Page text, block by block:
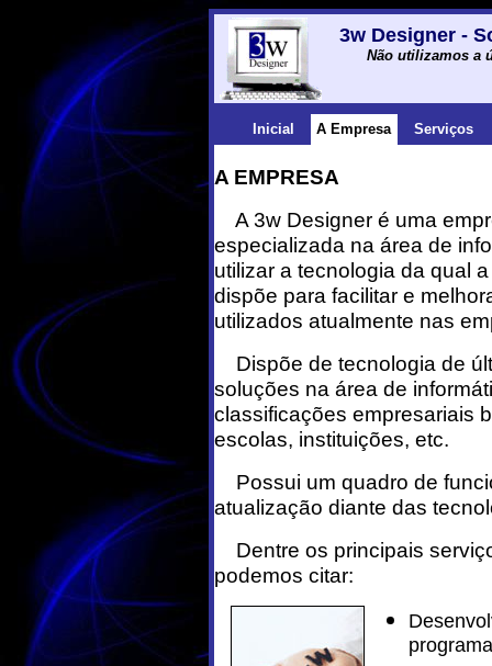
3w Designer -
Não utilizamos a
Inicial A Empresa Serviços
A EMPRESA
A 3w Designer é uma
especializada na área de
utilizar a tecnologia da qual
dispõe para facilitar e
utilizados atualmente nas
Dispõe de tecnologia de
soluções na área de
classificações empresariais
escolas, instituições, etc.
Possui um quadro de
atualização diante das
Dentre os principais
podemos citar: